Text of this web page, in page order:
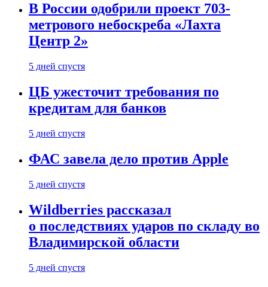
В России одобрили проект 703-
метрового небоскреба «Лахта
Центр 2»
5 дней спустя
ЦБ ужесточит требования по
кредитам для банков
5 дней спустя
ФАС завела дело против Apple
5 дней спустя
Wildberries рассказал
о последствиях ударов по складу во
Владимирской области
5 дней спустя